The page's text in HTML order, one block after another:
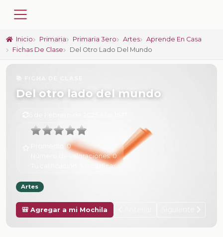
Inicio Primaria Primaria 3ero Artes
Aprende En Casa
Fichas De Clase
Del Otro Lado Del Mundo
Del otro lado del mundo
0
Número de valoraciones:0
Sin calificar
Artes
🎒 Agregar a mi Mochila